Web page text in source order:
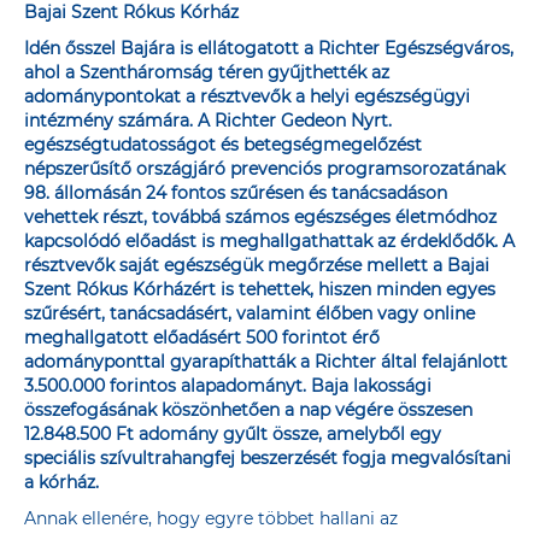
Bajai Szent Rókus Kórház
Idén ősszel Bajára is ellátogatott a Richter Egészségváros,
ahol a Szentháromság téren gyűjthették az
adománypontokat a résztvevők a helyi egészségügyi
intézmény számára. A Richter Gedeon Nyrt.
egészségtudatosságot és betegségmegelőzést
népszerűsítő országjáró prevenciós programsorozatának
98. állomásán 24 fontos szűrésen és tanácsadáson
vehettek részt, továbbá számos egészséges életmódhoz
kapcsolódó előadást is meghallgathattak az érdeklődők. A
résztvevők saját egészségük megőrzése mellett a Bajai
Szent Rókus Kórházért is tehettek, hiszen minden egyes
szűrésért, tanácsadásért, valamint élőben vagy online
meghallgatott előadásért 500 forintot érő
adományponttal gyarapíthatták a Richter által felajánlott
3.500.000 forintos alapadományt. Baja lakossági
összefogásának köszönhetően a nap végére összesen
12.848.500 Ft adomány gyűlt össze, amelyből egy
speciális szívultrahangfej beszerzését fogja megvalósítani
a kórház.
Annak ellenére, hogy egyre többet hallani az